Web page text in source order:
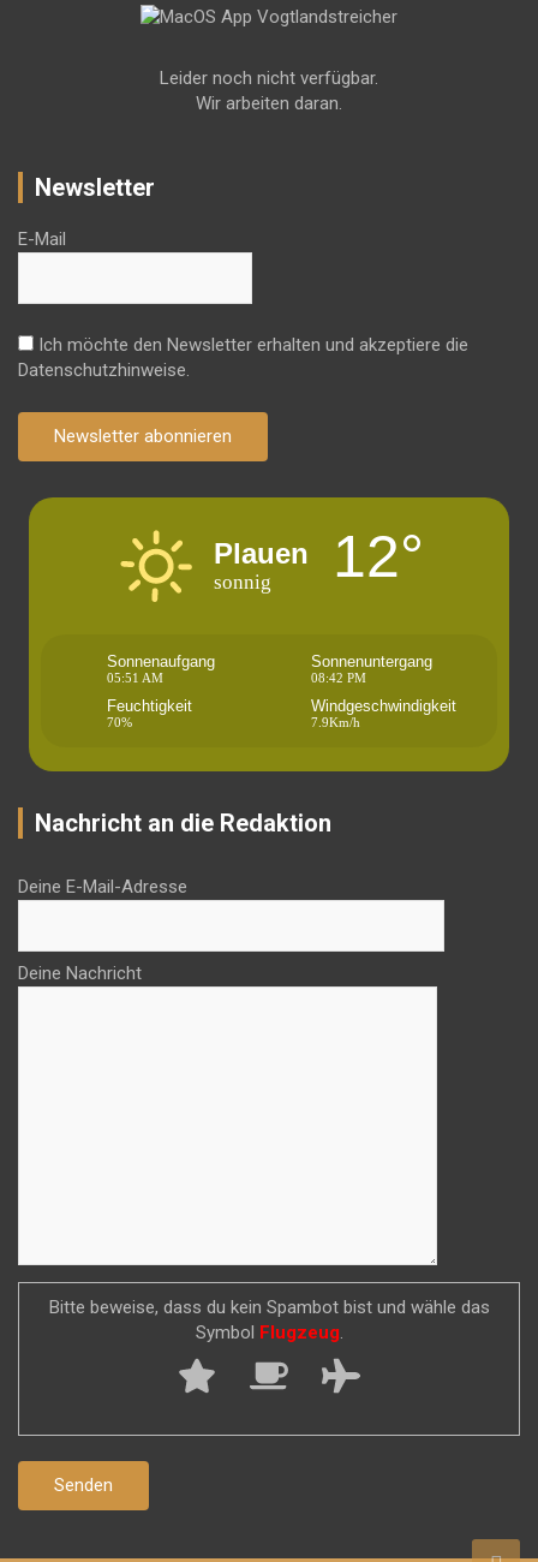
Leider noch nicht verfügbar.
Wir arbeiten daran.
Newsletter
E-Mail
Ich möchte den Newsletter erhalten und akzeptiere die
Datenschutzhinweise.
Newsletter abonnieren
Plauen
sonnig 12°
Sonnenaufgang
05:51 AM
Sonnenuntergang
08:42 PM
Feuchtigkeit
70%
Windgeschwindigkeit
7.9Km/h
Nachricht an die Redaktion
Deine E-Mail-Adresse
Deine Nachricht
Bitte beweise, dass du kein Spambot bist und wähle das
Symbol Flugzeug.